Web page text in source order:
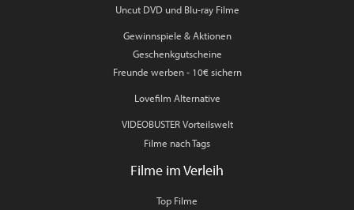
Uncut DVD und Blu-ray Filme
Gewinnspiele & Aktionen
Geschenkgutscheine
Freunde werben - 10€ sichern
Lovefilm Alternative
VIDEOBUSTER Vorteilswelt
Filme nach Tags
Filme im Verleih
Top Filme